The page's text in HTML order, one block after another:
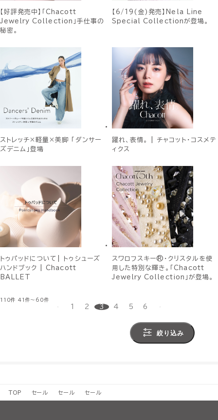
【好評発売中】「Chacott
Jewelry Collection」手仕事の
秘密。
【6/19(金)発売】Nela Line
Special Collectionが登場。
ストレッチ×軽量×美脚 「ダンサー
ズデニム」登場
躍れ、表情。 | チャコット・コスメテ
ィクス
トゥパッドについて| トゥシューズ
ハンドブック | Chacott
BALLET
スワロフスキー®・クリスタルを使
用した特別な輝き。「Chacott
Jewelry Collection」が登場。
110件 41件～60件
1 2 3 4 5 6
絞り込み
TOP セール セール セール